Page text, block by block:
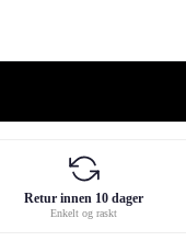
Retur innen 10 dager
Enkelt og raskt